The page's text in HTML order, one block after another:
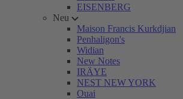
EISENBERG
Neu
Maison Francis Kurkdjian
Penhaligon's
Widian
New Notes
IRÄYE
NEST NEW YORK
Ouai